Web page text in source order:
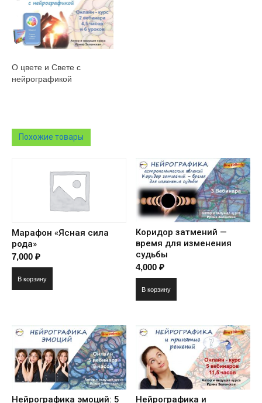
О цвете и Свете с
нейрографикой
Похожие товары
Марафон «Ясная сила
рода»
7,000 ₽
В корзину
Коридор затмений —
время для изменения
судьбы
4,000₽
В корзину
Нейрографика эмоций: 5
Нейрографика и